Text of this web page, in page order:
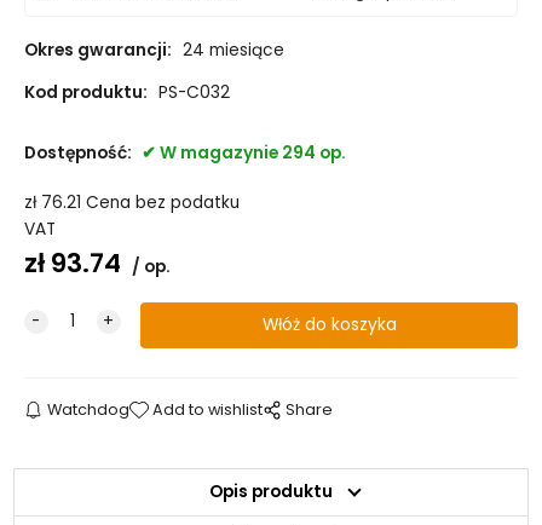
Okres gwarancji: 24 miesiące
Kod produktu: PS-C032
Dostępność: W magazynie 294 op.
zł 76.21 Cena bez podatku
VAT
zł93.74 op.
Watchdog Add to wishlist Share
Opis produktu